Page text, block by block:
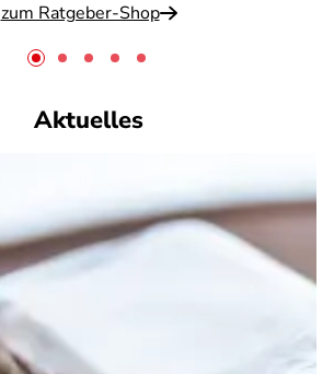
zum Ratgeber-Shop
Aktuelles